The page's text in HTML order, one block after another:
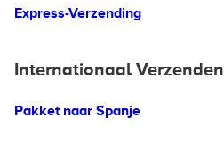
Express-Verzending
Internationaal Verzenden
Pakket naar Spanje